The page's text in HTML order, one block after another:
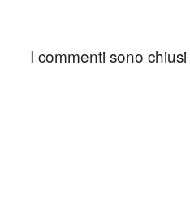
I commenti sono chiusi